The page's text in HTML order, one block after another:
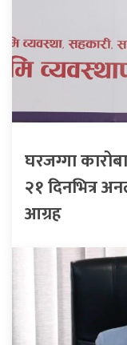
घरजग्गा
२१ दिनभित्र
आग्रह